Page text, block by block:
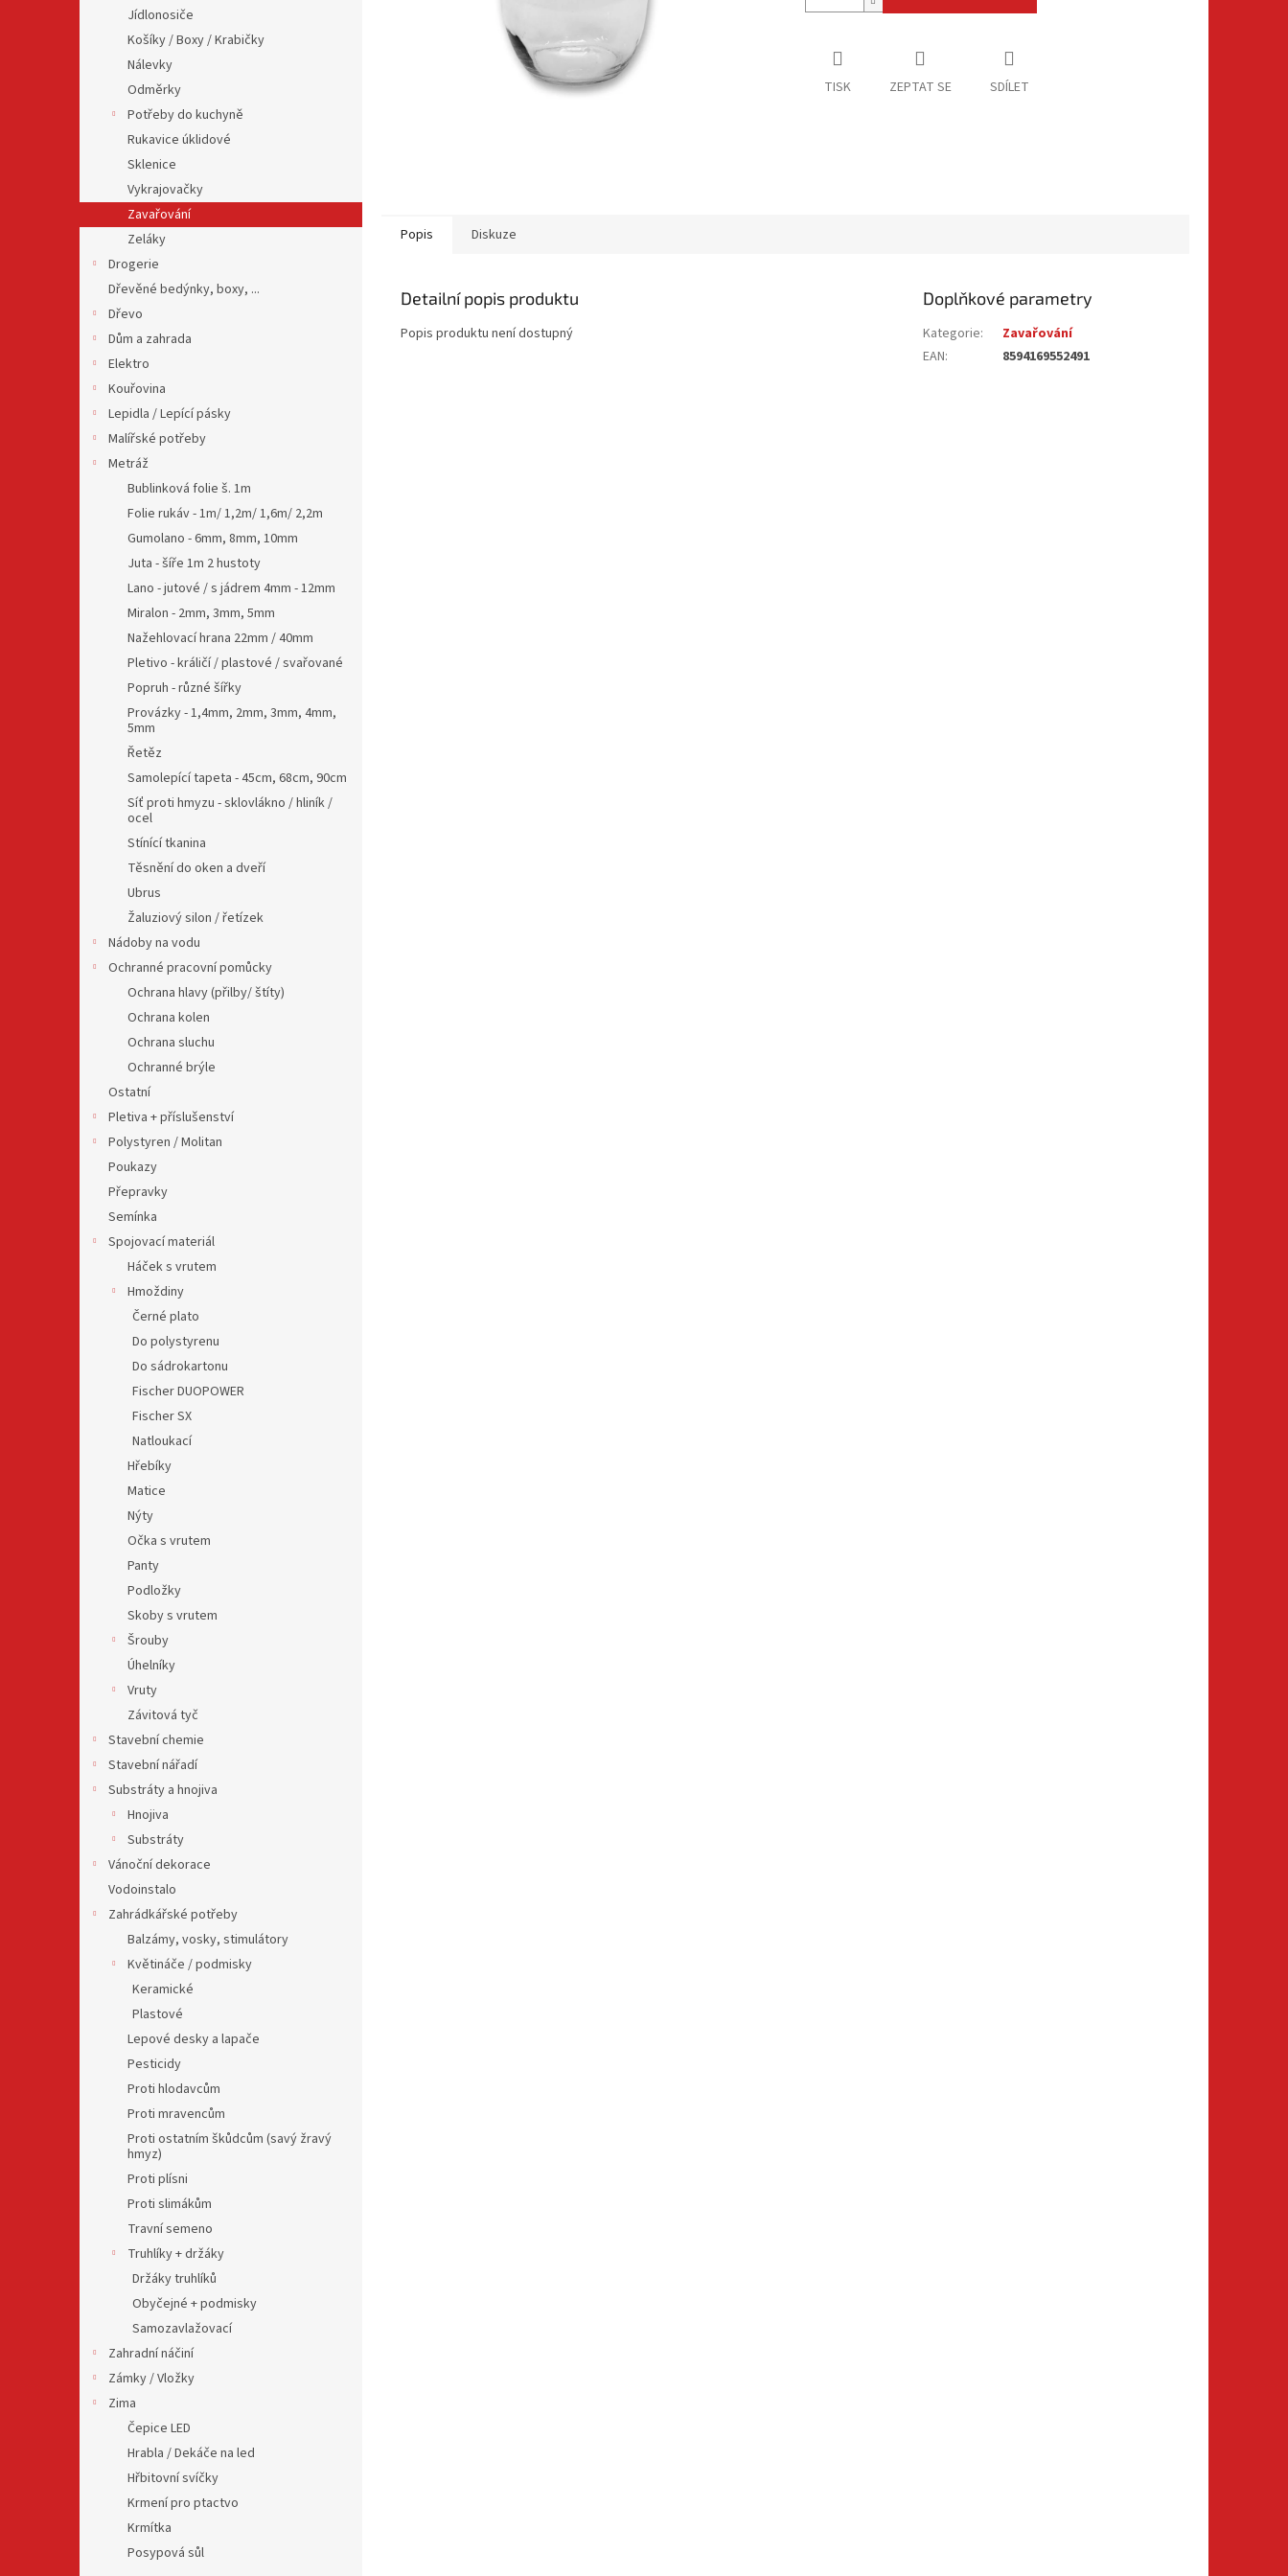
Jídlonosiče
Košíky / Boxy / Krabičky
Nálevky
Odměrky
Potřeby do kuchyně
Rukavice úklidové
Sklenice
Vykrajovačky
Zavařování
Zeláky
Drogerie
Dřevěné bedýnky, boxy, ...
Dřevo
Dům a zahrada
Elektro
Kouřovina
Lepidla / Lepící pásky
Malířské potřeby
Metráž
Bublinková folie š. 1m
Folie rukáv - 1m/ 1,2m/ 1,6m/ 2,2m
Gumolano - 6mm, 8mm, 10mm
Juta - šíře 1m 2 hustoty
Lano - jutové / s jádrem 4mm - 12mm
Miralon - 2mm, 3mm, 5mm
Nažehlovací hrana 22mm / 40mm
Pletivo - králičí / plastové / svařované
Popruh - různé šířky
Provázky - 1,4mm, 2mm, 3mm, 4mm,
5mm
Řetěz
Samolepící tapeta - 45cm, 68cm, 90cm
Síť proti hmyzu - sklovlákno / hliník /
ocel
Stínící tkanina
Těsnění do oken a dveří
Ubrus
Žaluziový silon / řetízek
Nádoby na vodu
Ochranné pracovní pomůcky
Ochrana hlavy (přilby/ štíty)
Ochrana kolen
Ochrana sluchu
Ochranné brýle
Ostatní
Pletiva + příslušenství
Polystyren / Molitan
Poukazy
Přepravky
Semínka
Spojovací materiál
Háček s vrutem
Hmoždiny
Černé plato
Do polystyrenu
Do sádrokartonu
Fischer DUOPOWER
Fischer SX
Natloukací
Hřebíky
Matice
Nýty
Očka s vrutem
Panty
Podložky
Skoby s vrutem
Šrouby
Úhelníky
Vruty
Závitová tyč
Stavební chemie
Stavební nářadí
Substráty a hnojiva
Hnojiva
Substráty
Vánoční dekorace
Vodoinstalo
Zahrádkářské potřeby
Balzámy, vosky, stimulátory
Květináče / podmisky
Keramické
Plastové
Lepové desky a lapače
Pesticidy
Proti hlodavcům
Proti mravencům
Proti ostatním škůdcům (savý žravý
hmyz)
Proti plísni
Proti slimákům
Travní semeno
Truhlíky + držáky
Držáky truhlíků
Obyčejné + podmisky
Samozavlažovací
Zahradní náčiní
Zámky / Vložky
Zima
Čepice LED
Hrabla / Dekáče na led
Hřbitovní svíčky
Krmení pro ptactvo
Krmítka
Posypová sůl
TISK ZEPTAT SE SDÍLET
Popis Diskuze
Detailní popis produktu
Popis produktu není dostupný
Doplňkové parametry
Kategorie:
Zavařování
EAN: 8594169552491